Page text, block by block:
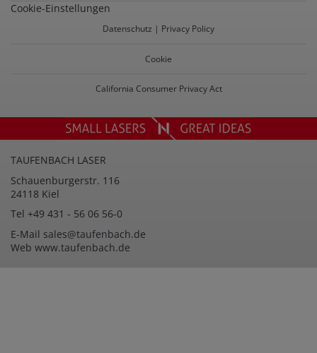
Cookie-Einstellungen
Datenschutz | Privacy Policy
Cookie
California Consumer Privacy Act
logo
Spalte
3
TAUFENBACH LASER
Spalte
2
Schauenburgerstr. 116
24118 Kiel
Spalte
3
Tel +49 431 - 56 06 56-0
Spalte
4
E-Mail sales@taufenbach.de
Web www.taufenbach.de